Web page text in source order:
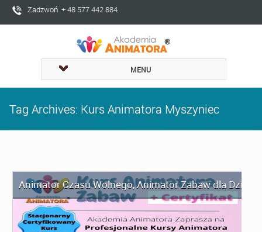
Zadzwoń + 48 577 442 884
MENU
Tag Archives: Kurs Animatora Myszyniec
Animator Czasu Wolnego,Animator Zabaw dla Dzieci